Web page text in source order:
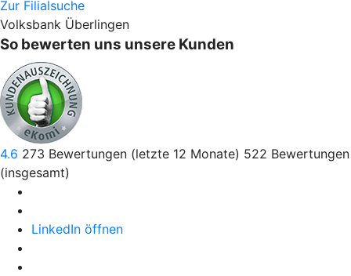
Zur Filialsuche
Volksbank Überlingen
So bewerten uns unsere Kunden
4.6 273 Bewertungen (letzte 12 Monate) 522 Bewertungen
(insgesamt)
LinkedIn öffnen